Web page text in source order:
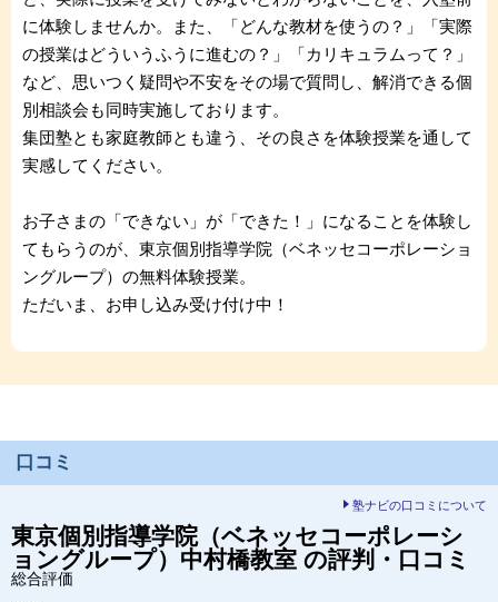
に体験しませんか。また、「どんな教材を使うの？」「実際
の授業はどういうふうに進むの？」「カリキュラムって？」
など、思いつく疑問や不安をその場で質問し、解消できる個
別相談会も同時実施しております。
集団塾とも家庭教師とも違う、その良さを体験授業を通して
実感してください。
お子さまの「できない」が「できた！」になることを体験し
てもらうのが、東京個別指導学院（ベネッセコーポレーショ
ングループ）の無料体験授業。
ただいま、お申し込み受け付け中！
口コミ
塾ナビの口コミについて
東京個別指導学院（ベネッセコーポレーシ
ョングループ） 中村橋教室 の評判・口コミ
総合評価